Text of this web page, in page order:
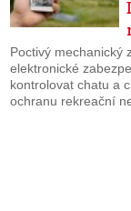
Poctivý mechanický
elektronické
kontrolovat chatu a
ochranu rekreační